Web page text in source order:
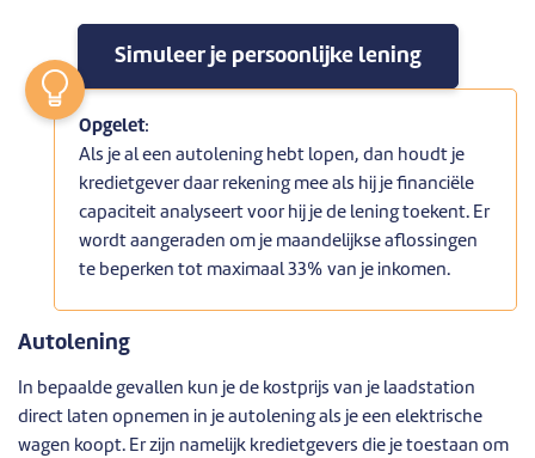
Simuleer je persoonlijke lening
Opgelet:
Als je al een autolening hebt lopen, dan houdt je
kredietgever daar rekening mee als hij je financiële
capaciteit analyseert voor hij je de lening toekent. Er
wordt aangeraden om je maandelijkse aflossingen
te beperken tot maximaal 33% van je inkomen.
Autolening
In bepaalde gevallen kun je de kostprijs van je laadstation
direct laten opnemen in je autolening als je een elektrische
wagen koopt. Er zijn namelijk kredietgevers die je toestaan om